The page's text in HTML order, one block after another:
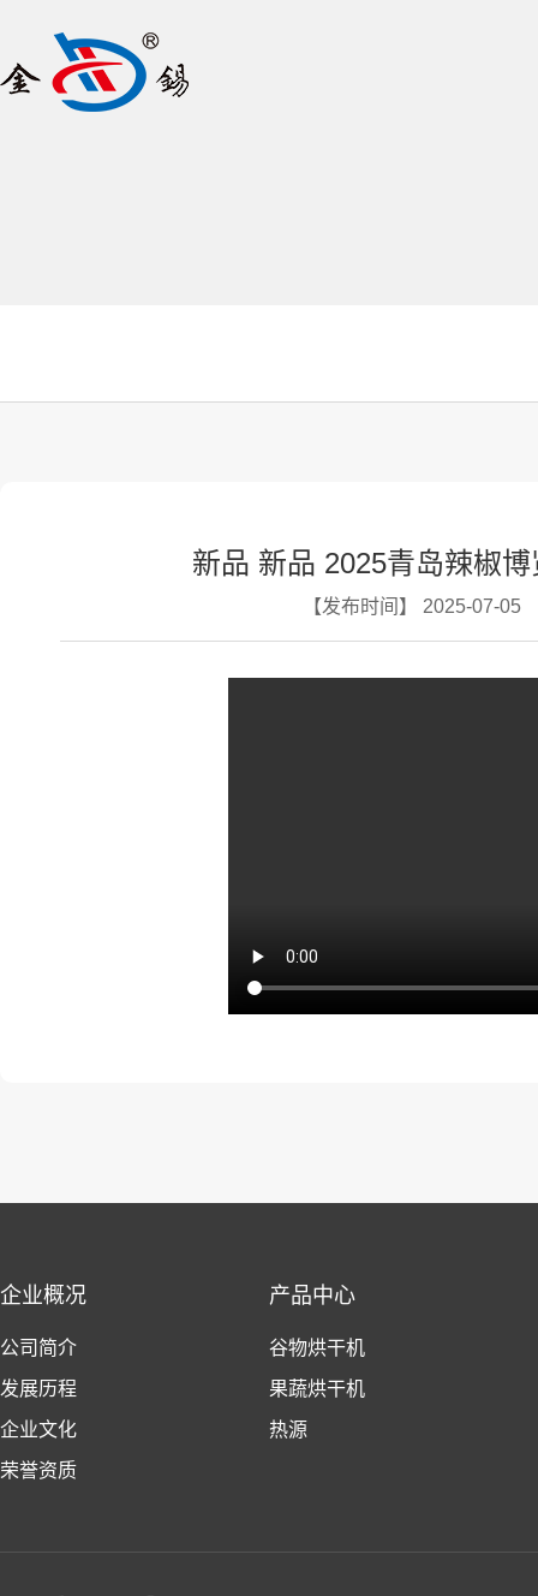
新品 新品 2025青岛辣椒
【发布时间】 2025-07-05
企业概况
公司简介
发展历程
企业文化
荣誉资质
产品中心
谷物烘干机
果蔬烘干机
热源